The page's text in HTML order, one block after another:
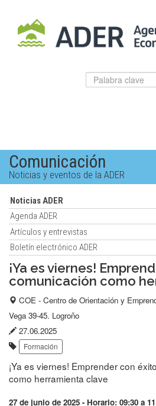
Salto
al
contenido
Datos
para
Introduzca
el
Comunicación
Noticias y eventos de la ADER
Noticias ADER
Agenda ADER
Artículos y entrevistas
Boletín electrónico ADER
¡Ya es viernes!
comunicación como
Lugar
del
evento:
COE - Centro de Orientación y
Vega 39-45. Logroño
Fecha
de
publicación:
27.06.2025
Etiquetas:
Formación
¡Ya es viernes! Emprender con
como herramienta clave
27 de junio de 2025 - Horario: 09:30 a